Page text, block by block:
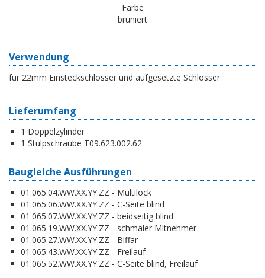
Farbe
brüniert
Verwendung
für 22mm Einsteckschlösser und aufgesetzte Schlösser
Lieferumfang
1 Doppelzylinder
1 Stulpschraube T09.623.002.62
Baugleiche Ausführungen
01.065.04.WW.XX.YY.ZZ - Multilock
01.065.06.WW.XX.YY.ZZ - C-Seite blind
01.065.07.WW.XX.YY.ZZ - beidseitig blind
01.065.19.WW.XX.YY.ZZ - schmaler Mitnehmer
01.065.27.WW.XX.YY.ZZ - Biffar
01.065.43.WW.XX.YY.ZZ - Freilauf
01.065.52.WW.XX.YY.ZZ - C-Seite blind, Freilauf